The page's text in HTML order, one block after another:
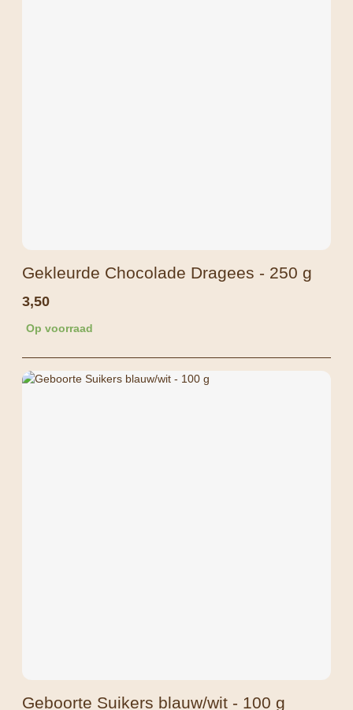
Gekleurde Chocolade Dragees - 250 g
3,50
Op voorraad
Geboorte Suikers blauw/wit - 100 g